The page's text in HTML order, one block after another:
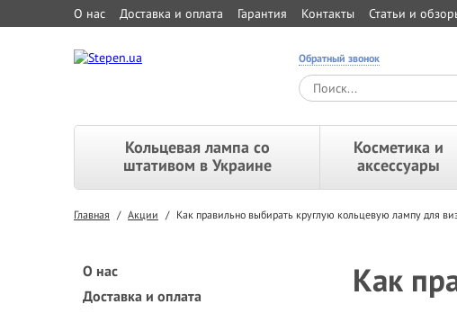
О нас Доставка и оплата Гарантия Контакты Статьи и
Обратный звонок
Кольцевая лампа со
штативом в Украине
Косметика и
аксессуары
Главная / Акции / Как правильно выбирать круглую кольцевую лампу для
О нас
Доставка и оплата
Как